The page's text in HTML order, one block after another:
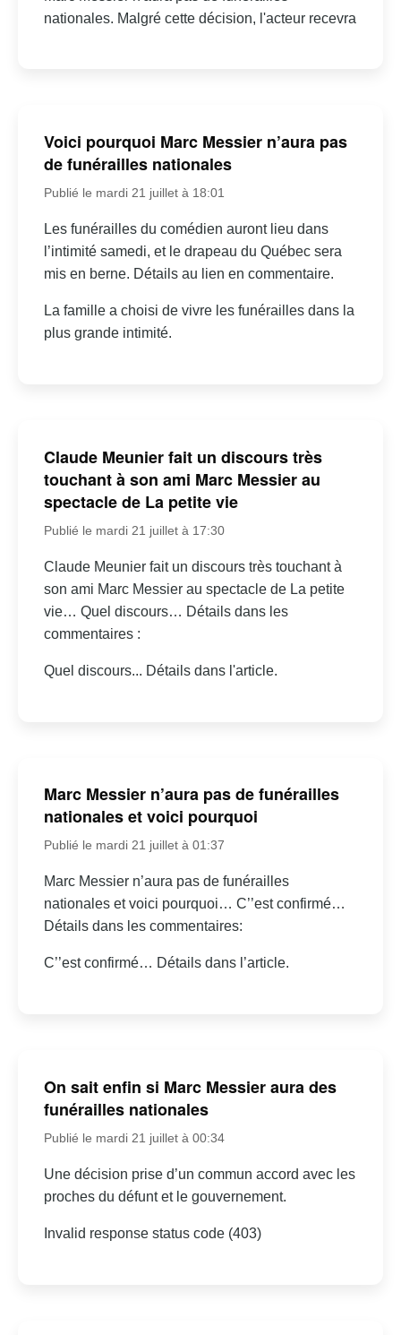
nationales. Malgré cette décision, l'acteur recevra
Voici pourquoi Marc Messier n’aura pas
de funérailles nationales
Publié le mardi 21 juillet à 18:01
Les funérailles du comédien auront lieu dans
l’intimité samedi, et le drapeau du Québec sera
mis en berne. Détails au lien en commentaire.
La famille a choisi de vivre les funérailles dans la
plus grande intimité.
Claude Meunier fait un discours très
touchant à son ami Marc Messier au
spectacle de La petite vie
Publié le mardi 21 juillet à 17:30
Claude Meunier fait un discours très touchant à
son ami Marc Messier au spectacle de La petite
vie… Quel discours… Détails dans les
commentaires :
Quel discours... Détails dans l'article.
Marc Messier n’aura pas de funérailles
nationales et voici pourquoi
Publié le mardi 21 juillet à 01:37
Marc Messier n’aura pas de funérailles
nationales et voici pourquoi… C’’est confirmé…
Détails dans les commentaires:
C’’est confirmé… Détails dans l’article.
On sait enfin si Marc Messier aura des
funérailles nationales
Publié le mardi 21 juillet à 00:34
Une décision prise d’un commun accord avec les
proches du défunt et le gouvernement.
Invalid response status code (403)